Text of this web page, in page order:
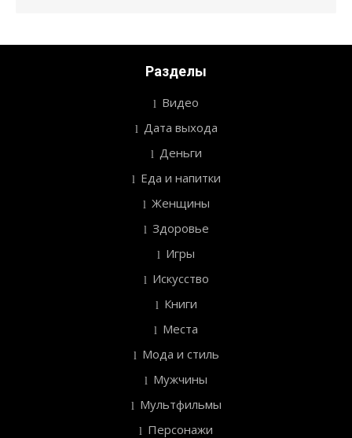
Разделы
Видео
Дата выхода
Деньги
Еда и напитки
Женщины
Здоровье
Игры
Искусство
Книги
Места
Мода и стиль
Мужчины
Мультфильмы
Персонажи